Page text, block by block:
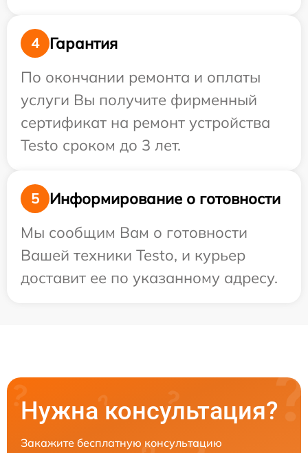
4
Гарантия
По окончании ремонта и оплаты
услуги Вы получите фирменный
сертификат на ремонт устройства
Testo сроком до 3 лет.
5
Информирование о готовности
Мы сообщим Вам о готовности
Вашей техники Testo, и курьер
доставит ее по указанному адресу.
Нужна консультация?
Закажите бесплатную консультацию